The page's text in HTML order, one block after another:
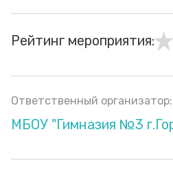
Рейтинг мероприятия:
Ответственный организатор:
МБОУ "Гимназия №3